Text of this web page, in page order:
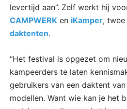
levertijd aan”. Zelf werkt hij
CAMPWERK en iKamper,
daktenten.
“Het festival is opgezet om
kampeerders te laten
gebruikers van een daktent
modellen. Want wie kan je het